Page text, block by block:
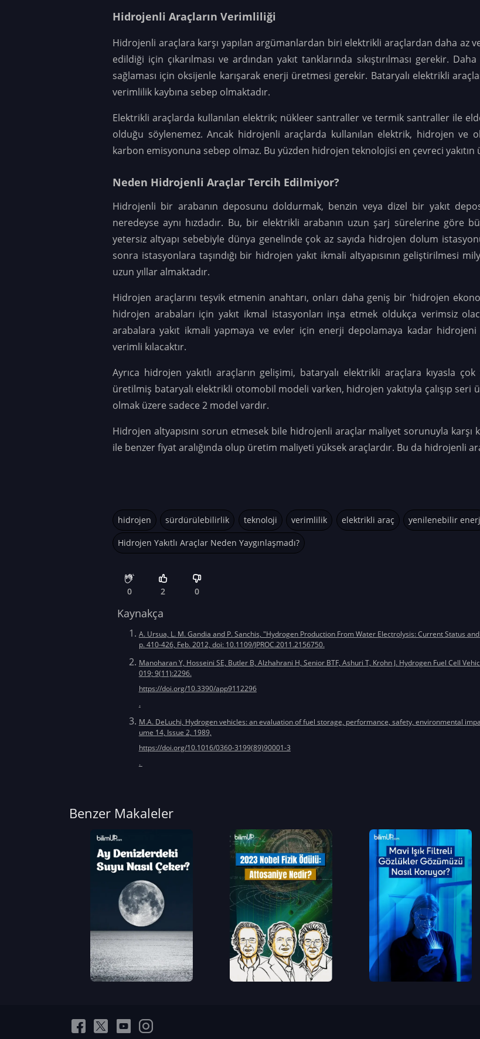
Hidrojenli Araçların Verimliliği
Hidrojenli araçlara karşı yapılan argümanlardan biri elektrikli araçlardan daha az
edildiği için çıkarılması ve ardından yakıt tanklarında sıkıştırılması gerekir.
sağlaması için oksijenle karışarak enerji üretmesi gerekir. Bataryalı elektrikli
verimlilik kaybına sebep olmaktadır.
Elektrikli araçlarda kullanılan elektrik; nükleer santraller ve termik santraller ile
olduğu söylenemez. Ancak hidrojenli araçlarda kullanılan elektrik, hidrojen ve
karbon emisyonuna sebep olmaz. Bu yüzden hidrojen teknolojisi en çevreci
Neden Hidrojenli Araçlar Tercih Edilmiyor?
Hidrojenli bir arabanın deposunu doldurmak, benzin veya dizel bir yakıt
neredeyse aynı hızdadır. Bu, bir elektrikli arabanın uzun şarj sürelerine göre
yetersiz altyapı sebebiyle dünya genelinde çok az sayıda hidrojen dolum
sonra istasyonlara taşındığı bir hidrojen yakıt ikmali altyapısının geliştirilmesi
uzun yıllar almaktadır.
Hidrojen araçlarını teşvik etmenin anahtarı, onları daha geniş bir 'hidrojen
hidrojen arabaları için yakıt ikmal istasyonları inşa etmek oldukça verimsiz
arabalara yakıt ikmali yapmaya ve evler için enerji depolamaya kadar hidrojeni
verimli kılacaktır.
Ayrıca hidrojen yakıtlı araçların gelişimi, bataryalı elektrikli araçlara kıyasla
üretilmiş bataryalı elektrikli otomobil modeli varken, hidrojen yakıtıyla çalışıp
olmak üzere sadece 2 model vardır.
Hidrojen altyapısını sorun etmesek bile hidrojenli araçlar maliyet sorunuyla karşı
ile benzer fiyat aralığında olup üretim maliyeti yüksek araçlardır. Bu da hidrojenli
hidrojen sürdürülebilirlik teknoloji verimlilik elektrikli araç yenilenebilir
Hidrojen Yakıtlı Araçlar Neden Yaygınlaşmadı?
0 2 0
Kaynakça
A. Ursua, L. M. Gandia and P. Sanchis, "Hydrogen Production From Water Electrolysis: Current Status
p. 410-426, Feb. 2012, doi: 10.1109/JPROC.2011.2156750.
Manoharan Y, Hosseini SE, Butler B, Alzhahrani H, Senior BTF, Ashuri T, Krohn J. Hydrogen Fuel Cell
019; 9(11):2296.
https://doi.org/10.3390/app9112296
.
M.A. DeLuchi, Hydrogen vehicles: an evaluation of fuel storage, performance, safety, environmental
ume 14, Issue 2, 1989,
https://doi.org/10.1016/0360-3199(89)90001-3
.
Benzer Makaleler